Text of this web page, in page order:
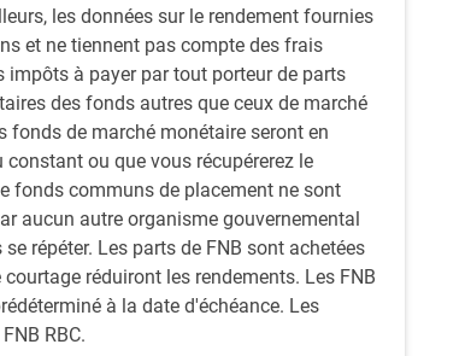
les données sur le rendement fournies
et ne tiennent pas compte des frais
à payer par tout porteur de parts
des fonds autres que ceux de marché
fonds de marché monétaire seront en
ou que vous récupérerez le
fonds communs de placement ne sont
aucun autre organisme gouvernemental
répéter. Les parts de FNB sont achetées
réduiront les rendements. Les FNB
à la date d'échéance. Les
RBC.
clés : long
et
les